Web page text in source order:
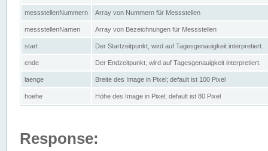
messstellenNummern Array von Nummern für Messstellen
messstellenNamen Array von Bezeichnungen für Messstellen
start Der Startzeitpunkt, wird auf Tagesgenauigkeit interpretiert.
ende Der Endzeitpunkt, wird auf Tagesgenauigkeit interpretiert.
laenge Breite des Image in Pixel; default ist 100 Pixel
hoehe Höhe des Image in Pixel; default ist 80 Pixel
Response: